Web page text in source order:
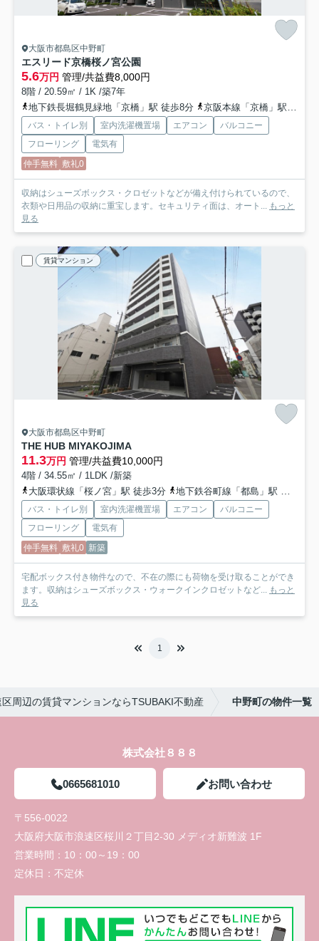
大阪市都島区中野町
エスリード京橋桜ノ宮公園
5.6万円 管理/共益費8,000円
8階 / 20.59㎡ / 1K /築7年
地下鉄長堀鶴見緑地「京橋」駅 徒歩8分
京阪本線「京橋」駅 徒歩9分
バス・トイレ別 室内洗濯機置場 エアコン
バルコニー
フローリング
電気有
仲手無料 敷礼0
収納はシューズボックス・クロゼットなどが備え付けられているので、
衣類や日用品の収納に重宝します。セキュリティ面は、オート... もっと
見る
賃貸マンション
大阪市都島区中野町
THE HUB MIYAKOJIMA
11.3万円 管理/共益費10,000円
4階 / 34.55㎡ / 1LDK /新築
大阪環状線「桜ノ宮」駅 徒歩3分
地下鉄谷町線「都島」駅 徒歩10分
バス・トイレ別 室内洗濯機置場 エアコン
バルコニー
フローリング
電気有
仲手無料 敷礼0 新築
宅配ボックス付き物件なので、不在の際にも荷物を受け取ることができ
ます。収納はシューズボックス・ウォークインクロゼットなど... もっと
見る
1
区周辺の賃貸マンションならTSUBAKI不動産 中野町の物件一覧
株式会社８８８
0665681010 お問い合わせ
〒556-0022
大阪府大阪市浪速区桜川２丁目2-30 メディオ新難波 1F
営業時間： 10：00～19：00
定休日： 不定休